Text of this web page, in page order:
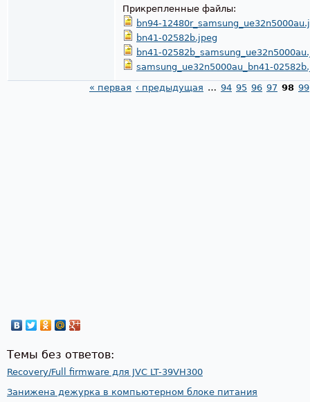
Прикрепленные файлы:
bn94-
bn41-02582b.jpeg
bn41-
samsung_ue32n5000au_bn41-
« первая ‹ предыдущая … 94 95 96 97 98 99
Темы без ответов:
Recovery/Full firmware для JVC LT-39VH300
Занижена дежурка в компьютерном блоке питания